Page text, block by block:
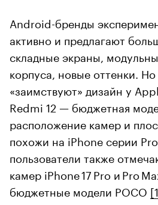
Android-бренды
активно и предлагают
складные экраны,
корпуса, новые оттенки.
«заимствуют» дизайн у
Redmi 12 — бюджетная
расположение камер и
похожи на iPhone серии Pro.
пользователи также
камер iPhone 17 Pro и Pro
бюджетные модели POCO